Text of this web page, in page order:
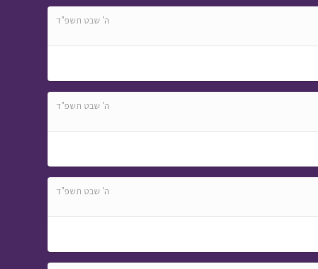
ה' שבט תשפ"ד
ה' שבט תשפ"ד
ה' שבט תשפ"ד